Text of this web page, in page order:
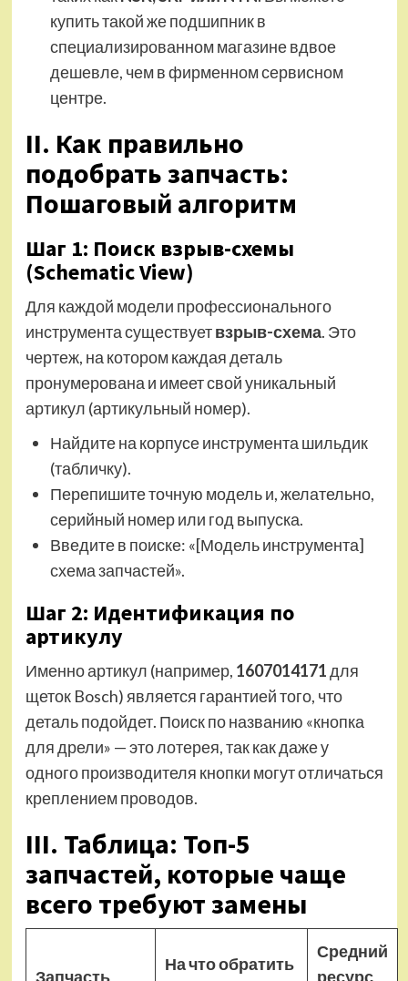
купить такой же подшипник в
специализированном магазине вдвое
дешевле, чем в фирменном сервисном
центре.
II. Как правильно
подобрать запчасть:
Пошаговый алгоритм
Шаг 1: Поиск взрыв-схемы
(Schematic View)
Для каждой модели профессионального
инструмента существуетвзрыв-схема. Это
чертеж, на котором каждая деталь
пронумерована и имеет свой уникальный
артикул (артикульный номер).
Найдите на корпусе инструмента шильдик
(табличку).
Перепишите точную модель и, желательно,
серийный номер или год выпуска.
Введите в поиске: «[Модель инструмента]
схема запчастей».
Шаг 2: Идентификация по
артикулу
Именно артикул (например, 1607014171для
щеток Bosch) является гарантией того, что
деталь подойдет. Поиск по названию «кнопка
для дрели» — это лотерея, так как даже у
одного производителя кнопки могут отличаться
креплением проводов.
III. Таблица: Топ-5
запчастей, которые чаще
всего требуют замены
Запчасть
На что обратить
Средний
ресурс